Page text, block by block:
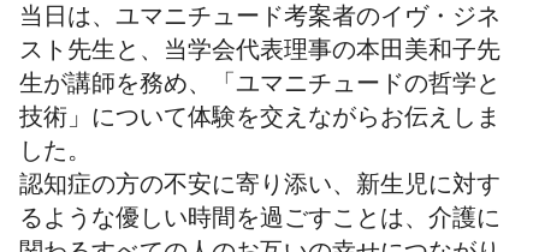
当日は、ユマニチュード考案者のイヴ・ジネ
スト先生と、当学会代表理事の本田美和子先
生が講師を務め、「ユマニチュードの哲学と
技術」について体験を交えながらお伝えしま
した。
認知症の方の不安に寄り添い、新生児に対す
るような優しい時間を過ごすことは、介護に